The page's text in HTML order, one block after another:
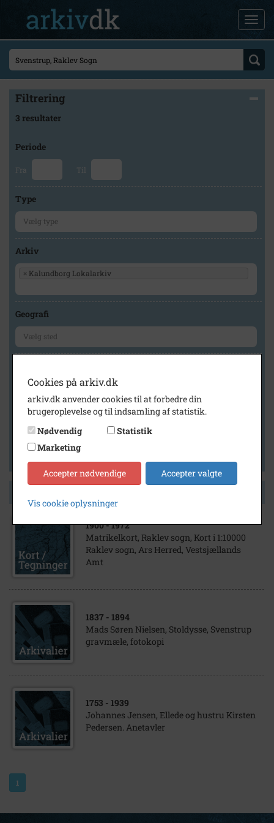
Filtrering
3 resultater
Periode
Fra Til
Type
Arkiv
× Kalundborg Lokalarkiv
Geografi
Vis kun med billeder
Vis kun med filmklip
Vis kun med kilder
1900- 1972
Matrikelkort, Raklev sogn, Kort i 1:10000
Raklev sogn, Ars Herred, Vestsjællands
Amt
1837 - 1894
Mads Søren Nielsen, Stoldysse, Svenstrup
gravmæle, fotokopi
1753 - 1939
Johannes Jensen, Ellede og hustru Kirsten
Pedersen. Anetavler
1
Cookies på arkiv.dk
arkiv.dk anvender cookies til at forbedre din
brugeroplevelse og til indsamling af statistik.
Nødvendig
Statistik
Marketing
Accepter nødvendige Accepter valgte
Vis cookie oplysninger